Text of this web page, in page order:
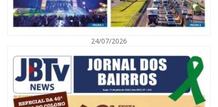
GERAL
24/07/2026